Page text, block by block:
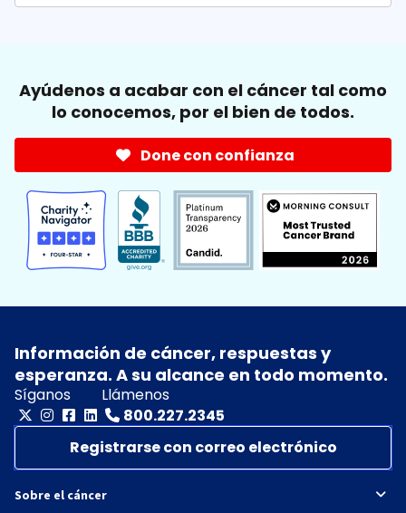
Ayúdenos a acabar con el cáncer tal como
lo conocemos, por el bien de todos.
Done con confianza
Información de cáncer, respuestas y
esperanza. A su alcance en todo momento.
Síganos
Llámenos
800.227.2345
Registrarse con correo electrónico
Sobre el cáncer